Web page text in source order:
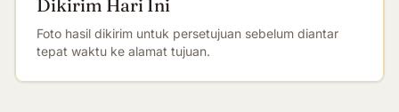
Dikirim Hari Ini
Foto hasil dikirim untuk persetujuan sebelum diantar
tepat waktu ke alamat tujuan.